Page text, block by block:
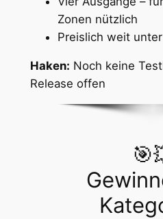
Zonen nützlich
Preislich weit
Haken: Noch keine
Release offen